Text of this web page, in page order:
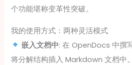
个功能堪称变革性突破。
我的使用方式：两种灵活模式
嵌入文档中: 在 OpenDocs 中撰
将分解结构插入 Markdown 文档中